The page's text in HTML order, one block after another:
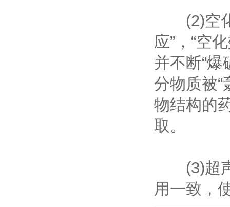
(2)空化
应”，“空
并不断“
分物质被
物结构的
取。
(3)超声
用一致，